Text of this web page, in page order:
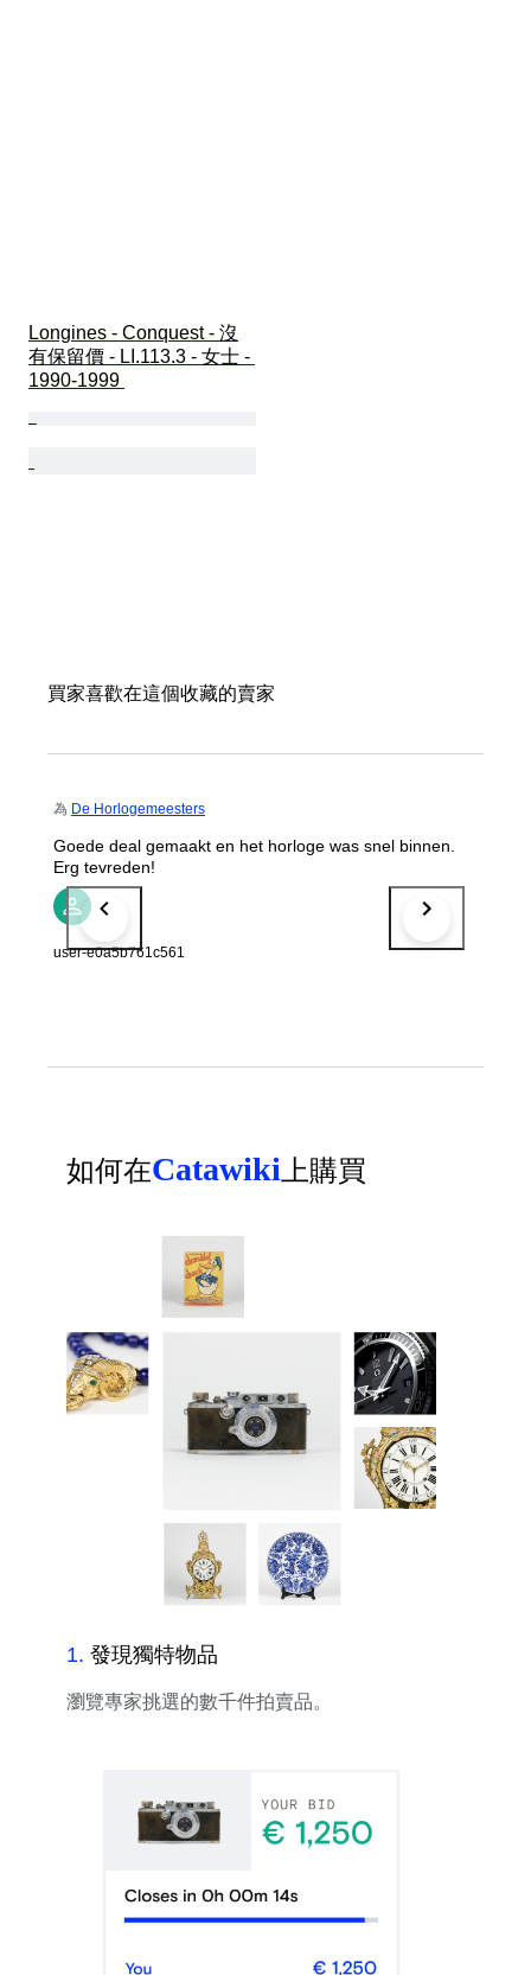
Longines - Conquest - 沒
有保留價 - LI.113.3 - 女士 -
1990-1999
買家喜歡在這個收藏的賣家
為 De Horlogemeesters
Goede deal gemaakt en het horloge was snel binnen.
Erg tevreden!
user-e0a5b761c561
如何在Catawiki 上購買
1. 發現獨特物品
瀏覽專家挑選的數千件拍賣品。